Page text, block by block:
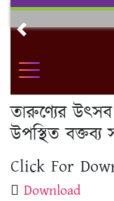
Skip
contentPrevious
তারুণ্যের
উপস্থিত বক্তব্য
Click For
Download